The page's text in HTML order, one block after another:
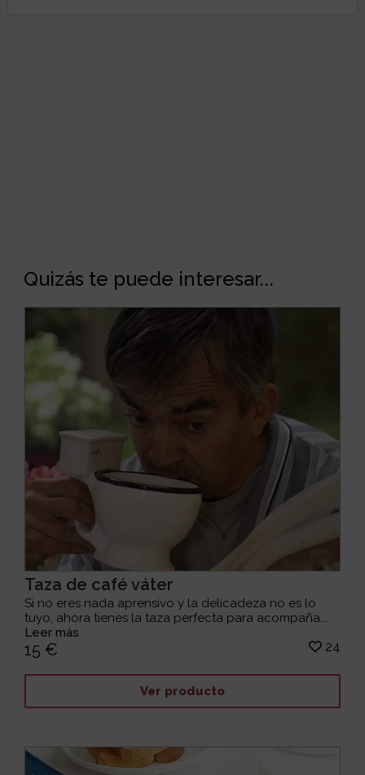
Quizás te puede interesar...
Taza de café váter
Si no eres nada aprensivo y la delicadeza no es lo
tuyo, ahora tienes la taza perfecta para acompaña...
Leer más
15 € 24
Ver producto